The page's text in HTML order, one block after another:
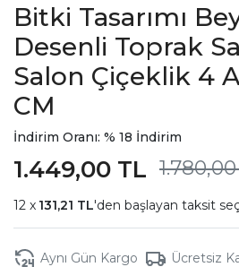
Bitki Tasarımı
Desenli Toprak
Salon Çiçeklik 4
CM
İndirim Oranı: % 18 İndirim
1.449,00 TL
131,21 TL'den başlayan taksit
Aynı Gün Kargo Ücretsiz